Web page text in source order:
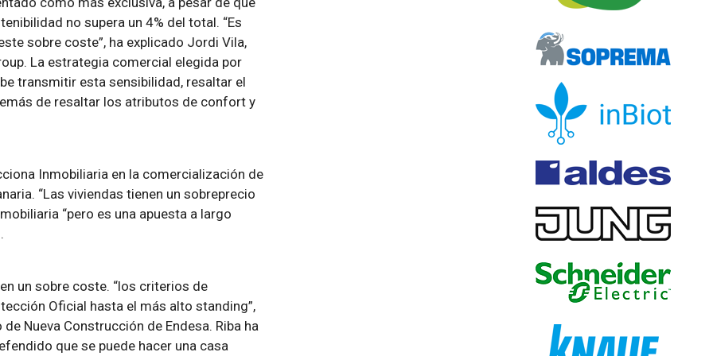
no supera un 4% del total. “Es
sobre coste”, ha explicado Jordi Vila,
La estrategia comercial elegida por
transmitir esta sensibilidad, resaltar el
de resaltar los atributos de confort y
Inmobiliaria en la comercialización de
“Las viviendas tienen un sobreprecio
“pero es una apuesta a largo
un sobre coste. “los criterios de
Oficial hasta el más alto standing”,
Nueva Construcción de Endesa. Riba ha
que se puede hacer una casa